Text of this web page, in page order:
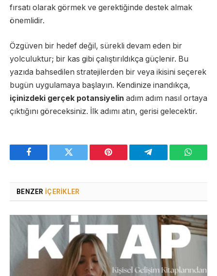
fırsatı olarak görmek ve gerektiğinde destek almak
önemlidir.
Özgüven bir hedef değil, sürekli devam eden bir
yolculuktur; bir kas gibi çalıştırıldıkça güçlenir. Bu
yazıda bahsedilen stratejilerden bir veya ikisini seçerek
bugün uygulamaya başlayın. Kendinize inandıkça,
içinizdeki gerçek potansiyelin adım adım nasıl ortaya
çıktığını göreceksiniz. İlk adımı atın, gerisi gelecektir.
Facebook Twitter Pinterest Telegram
BENZER İÇERIKLER